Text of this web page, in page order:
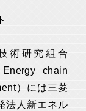
術研究組合
chain
）には三菱
法人新エネル